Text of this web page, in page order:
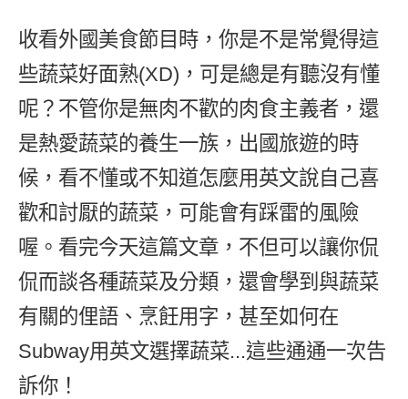
情境閱讀
英文文法技巧
英文寫作
Cengage TED Talks
CNN聽力強化
新聞英文
外語即時通
兒童美語
點讀筆教材
數位學習教材
收看外國美食節目時，你是不是常覺得這
些蔬菜好面熟(XD)，可是總是有聽沒有懂
呢？不管你是無肉不歡的肉食主義者，還
是熱愛蔬菜的養生一族，出國旅遊的時
候，看不懂或不知道怎麼用英文說自己喜
歡和討厭的蔬菜，可能會有踩雷的風險
喔。看完今天這篇文章，不但可以讓你侃
侃而談各種蔬菜及分類，還會學到與蔬菜
有關的俚語、烹飪用字，甚至如何在
Subway用英文選擇蔬菜...這些通通一次告
訴你！